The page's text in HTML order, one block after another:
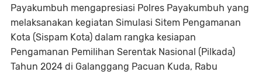
Payakumbuh mengapresiasi Polres Payakumbuh yang
melaksanakan kegiatan Simulasi Sitem Pengamanan
Kota (Sispam Kota) dalam rangka kesiapan
Pengamanan Pemilihan Serentak Nasional (Pilkada)
Tahun 2024 di Galanggang Pacuan Kuda, Rabu